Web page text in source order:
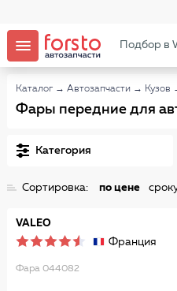
Подбор в
Каталог → Автозапчасти → Кузов
Фары передние для
Категория
Сортировка: по цене
VALEO
Франция
Фара 044082